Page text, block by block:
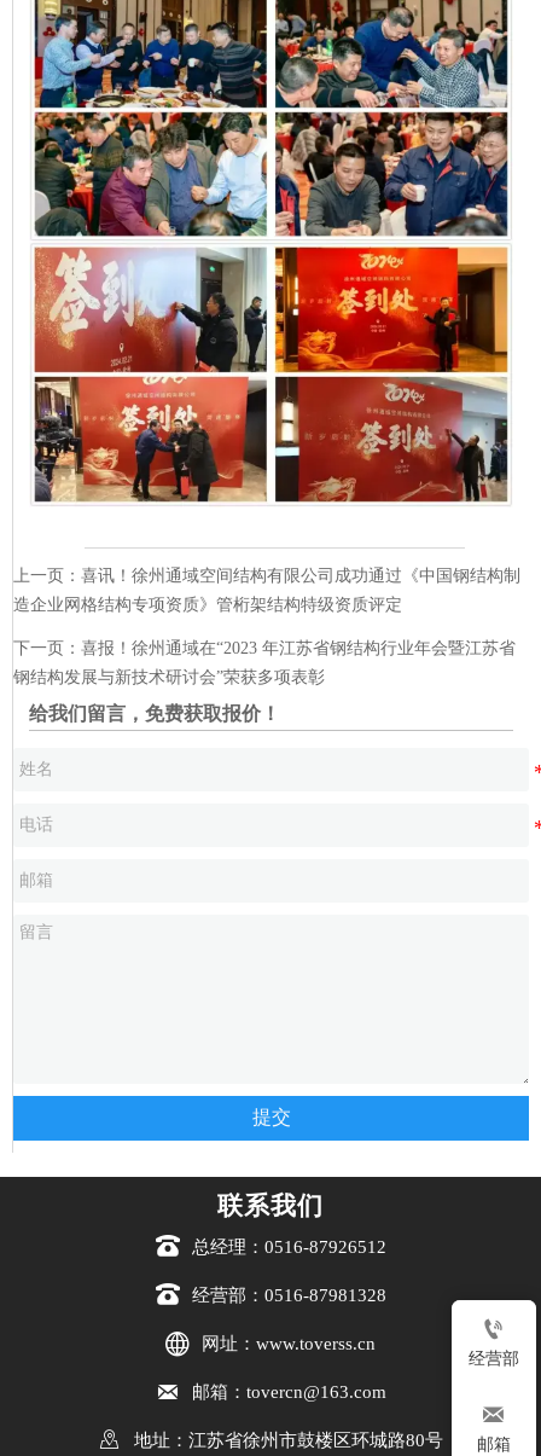
上一页： 喜讯！徐州通域空间结构有限公司成功通过《中国钢结构制
造企业网格结构专项资质》管桁架结构特级资质评定
下一页： 喜报！徐州通域在“2023 年江苏省钢结构行业年会暨江苏省
钢结构发展与新技术研讨会”荣获多项表彰
给我们留言，免费获取报价！
提交
联系我们
 总经理：0516-87926512
 经营部：0516-87981328
 网址：www.toverss.cn
 邮箱：tovercn@163.com
 地址：江苏省徐州市鼓楼区环城路80号

经营部

邮箱